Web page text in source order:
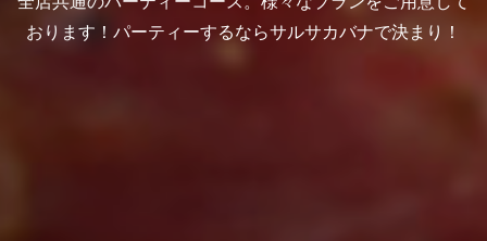
おります！パーティーするならサルサカバナで決まり！